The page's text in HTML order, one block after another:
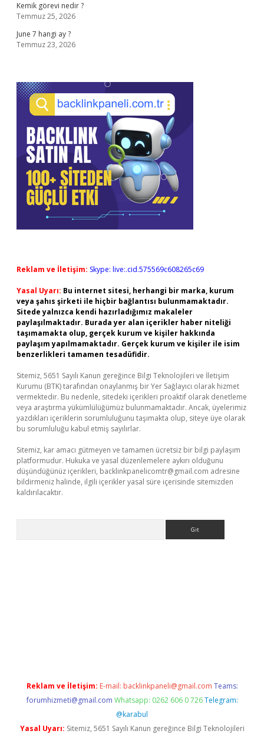
Kemik görevi nedir ?
Temmuz 25, 2026
June 7 hangi ay ?
Temmuz 23, 2026
Reklam ve İletişim: Skype: live:.cid.575569c608265c69
Yasal Uyarı: Bu internet sitesi, herhangi bir marka, kurum
veya şahıs şirketi ile hiçbir bağlantısı bulunmamaktadır.
Sitede yalnızca kendi hazırladığımız makaleler
paylaşılmaktadır. Burada yer alan içerikler haber niteliği
taşımamakta olup, gerçek kurum ve kişiler hakkında
paylaşım yapılmamaktadır. Gerçek kurum ve kişiler ile isim
benzerlikleri tamamen tesadüfidir.
Sitemiz, 5651 Sayılı Kanun gereğince Bilgi Teknolojileri ve İletişim
Kurumu (BTK) tarafından onaylanmış bir Yer Sağlayıcı olarak hizmet
vermektedir. Bu nedenle, sitedeki içerikleri proaktif olarak denetleme
veya araştırma yükümlülüğümüz bulunmamaktadır. Ancak, üyelerimiz
yazdıkları içeriklerin sorumluluğunu taşımakta olup, siteye üye olarak
bu sorumluluğu kabul etmiş sayılırlar.
Sitemiz, kar amacı gütmeyen ve tamamen ücretsiz bir bilgi paylaşım
platformudur. Hukuka ve yasal düzenlemelere aykırı olduğunu
düşündüğünüz içerikleri, backlinkpanelicomtr@gmail.com adresine
bildirmeniz halinde, ilgili içerikler yasal süre içerisinde sitemizden
kaldırılacaktır.
Reklam ve İletişim: E-mail: backlinkpaneli@gmail.com Teams:
forumhizmeti@gmail.com Whatsapp: 0262 606 0 726 Telegram:
@karabul
Yasal Uyarı: Sitemiz, 5651 Sayılı Kanun gereğince Bilgi Teknolojileri